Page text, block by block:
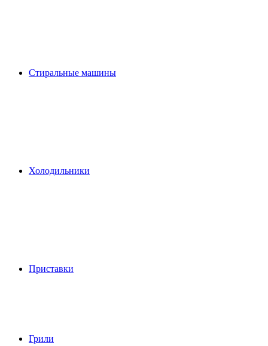
Стиральные машины
Холодильники
Приставки
Грили